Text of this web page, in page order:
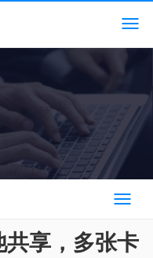
享，多张卡